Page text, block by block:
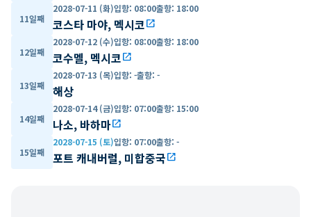
11일째
2028-07-11 (화)입항: 08:00출항: 18:00
코스타 마야, 멕시코open_in_new
12일째
2028-07-12 (수)입항: 08:00출항: 18:00
코수멜, 멕시코open_in_new
13일째
2028-07-13 (목)입항: -출항: -
해상
14일째
2028-07-14 (금)입항: 07:00출항: 15:00
나소, 바하마open_in_new
15일째
2028-07-15 (토)입항: 07:00출항: -
포트 캐내버럴, 미합중국open_in_new